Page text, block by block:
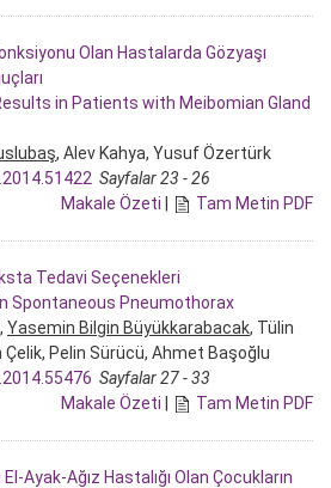
Olan Hastalarda Gözyaşı
in Patients with Meibomian Gland
, Alev Kahya, Yusuf Özertürk
Sayfalar 23 - 26
Makale Özeti | Tam Metin PDF
Tedavi Seçenekleri
Spontaneous Pneumothorax
Yasemin Bilgin Büyükkarabacak, Tülin
Pelin Sürücü, Ahmet Başoğlu
Sayfalar 27 - 33
Makale Özeti | Tam Metin PDF
Ayak-Ağız Hastalığı Olan Çocukların